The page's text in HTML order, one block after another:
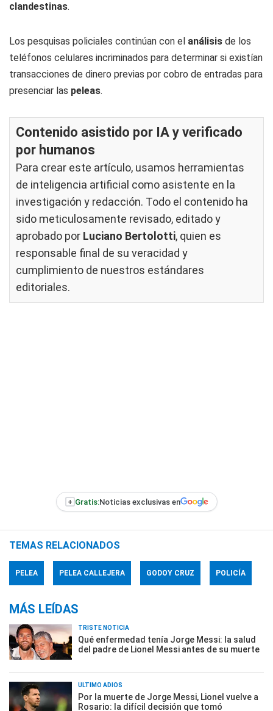
clandestinas.
Los pesquisas policiales continúan con el análisis de los
teléfonos celulares incriminados para determinar si existían
transacciones de dinero previas por cobro de entradas para
presenciar las peleas.
Contenido asistido por IA y verificado
por humanos
Para crear este artículo, usamos herramientas
de inteligencia artificial como asistente en la
investigación y redacción. Todo el contenido ha
sido meticulosamente revisado, editado y
aprobado por Luciano Bertolotti, quien es
responsable final de su veracidad y
cumplimiento de nuestros estándares
editoriales.
+ Gratis:Noticias exclusivas en
TEMAS RELACIONADOS
PELEA PELEA CALLEJERA GODOY CRUZ POLICÍA
MÁS LEÍDAS
TRISTE NOTICIA
Qué enfermedad tenía Jorge Messi: la salud
del padre de Lionel Messi antes de su muerte
ÚLTIMO ADIÓS
Por la muerte de Jorge Messi, Lionel vuelve a
Rosario: la difícil decisión que tomó